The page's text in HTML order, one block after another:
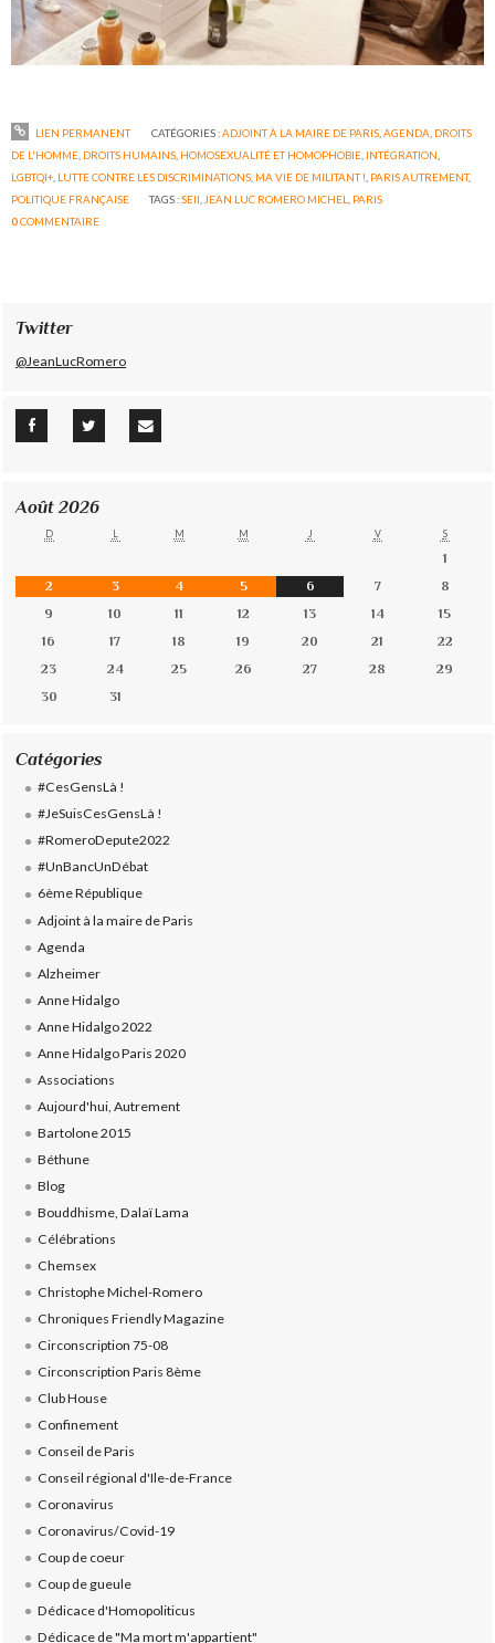
LIEN PERMANENT CATÉGORIES :ADJOINT À LA MAIRE DE PARIS, AGENDA DROITS
DE L'HOMME DROITS HUMAINS HOMOSEXUALITÉ ET HOMOPHOBIE INTÉGRATION
LGBTQI+ LUTTE CONTRE LES DISCRIMINATIONS MA VIE DE MILITANT ! PARIS AUTREMENT,
POLITIQUE FRANÇAISE
TAGS :SEII JEAN LUC ROMERO MICHEL
PARIS
0COMMENTAIRE
Twitter
@JeanLucRomero
Août 2026
D L M M J V S
1
2
3 4 5 6 7
8
9
10 11 12 13 14
15
16
17 18 19 20 21
22
23
24 25 26 27 28
29
30
31
Catégories
#CesGensLà !
#JeSuisCesGensLà !
#RomeroDepute2022
#UnBancUnDébat
6ème République
Adjoint à la maire de Paris
Agenda
Alzheimer
Anne Hidalgo
Anne Hidalgo 2022
Anne Hidalgo Paris 2020
Associations
Aujourd'hui, Autrement
Bartolone 2015
Béthune
Blog
Bouddhisme, Dalaï Lama
Célébrations
Chemsex
Christophe Michel-Romero
Chroniques Friendly Magazine
Circonscription 75-08
Circonscription Paris 8ème
Club House
Confinement
Conseil de Paris
Conseil régional d'Ile-de-France
Coronavirus
Coronavirus/Covid-19
Coup de coeur
Coup de gueule
Dédicace d'Homopoliticus
Dédicace de "Ma mort m'appartient"